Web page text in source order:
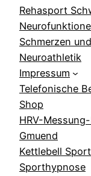
Rehasport
Schmerzen
Neuroathletik
Impressum
Telefonische
Shop
HRV-
Gmuend
Kettlebell
Sporthypnose